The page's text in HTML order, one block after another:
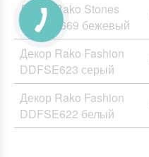
Декор Rako Stones
DDPSE669 бежевый
Декор Rako Fashion
DDFSE623 серый
Декор Rako Fashion
DDFSE622 белый